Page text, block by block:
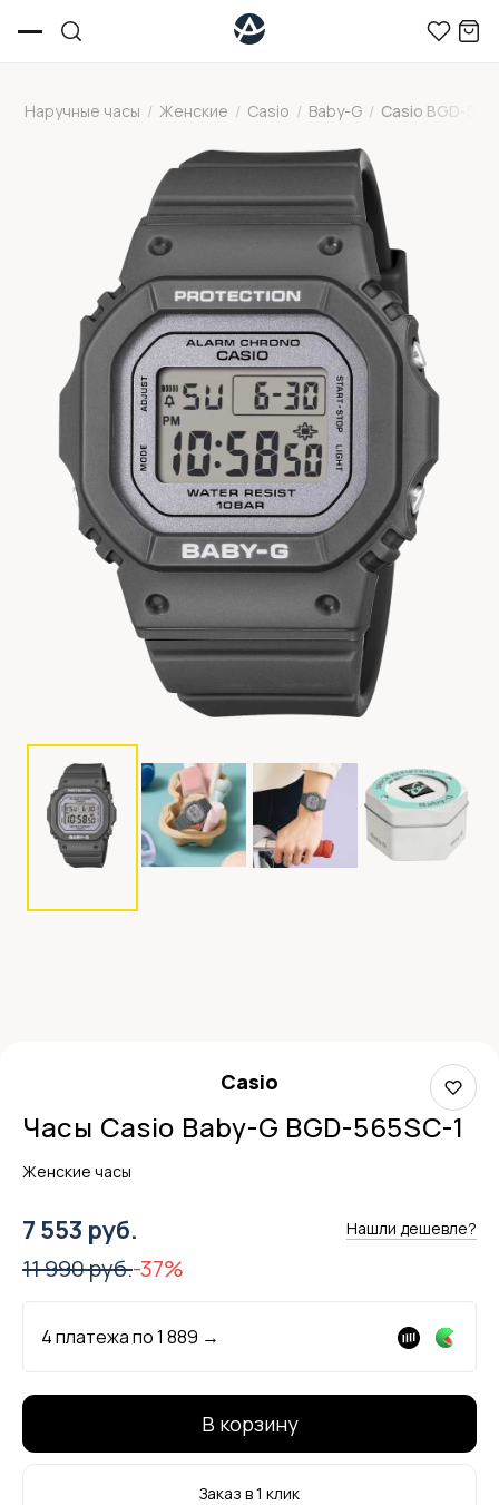
Наручные часы / Женские / Casio / Baby-G / Casio BGD-
Casio
Часы Casio Baby-G BGD-565SC-1
Женские часы
7 553 руб. Нашли дешевле?
11 990 руб.-37%
4 платежа по1 889 →
В корзину
Заказ в 1 клик